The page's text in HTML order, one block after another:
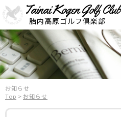
Tainai Kogen Golf Club
胎内高原ゴルフ倶楽部
お知らせ
Top > お知らせ
Tainai Kogen Golf Club
胎内高原ゴルフ倶楽部
Tainai Kogen Golf Club
胎内高原ゴルフ倶楽部
Tainai Kogen Golf Club
胎内高原ゴルフ倶楽部